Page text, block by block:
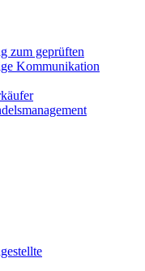
zum geprüften
Kommunikation